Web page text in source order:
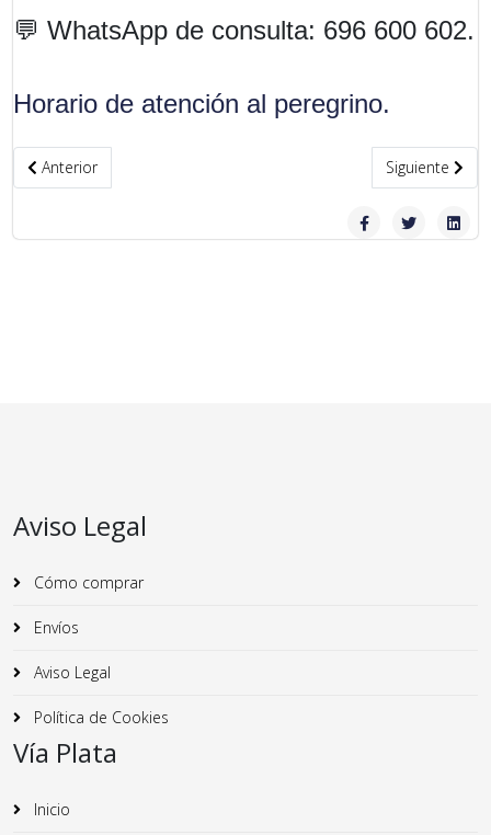
💬 WhatsApp de consulta: 696 600 602.
Horario de atención al peregrino.
Artículo anterior: "Carta abierta de la Federación de
Anterior Artículo
Siguiente
Aviso Legal
Cómo comprar
Envíos
Aviso Legal
Política de Cookies
Vía Plata
Inicio